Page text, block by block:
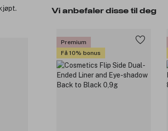
Vi anbefaler disse til deg
Premium
Få 10% bonus